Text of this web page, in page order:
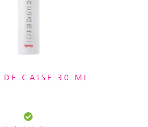
DE CAISE 30 ML